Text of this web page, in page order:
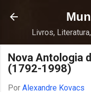
Pular
Livros,
Nova Antologia
(1792-1998)
Por Alexandre Kovacs